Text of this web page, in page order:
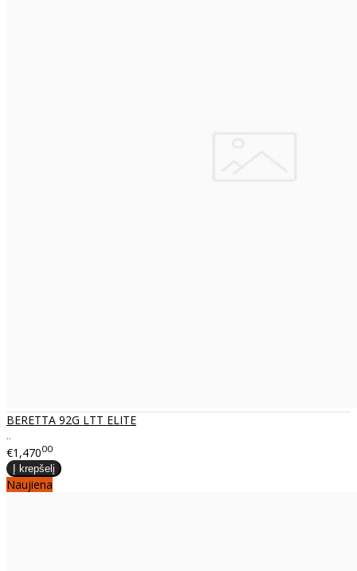
BERETTA 92G LTT ELITE
..
€1,47000
Naujiena